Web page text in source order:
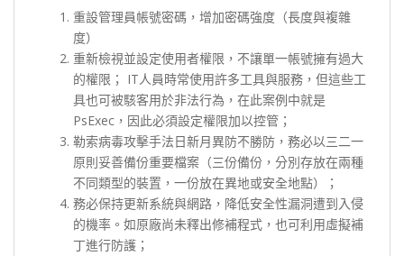
重設管理員帳號密碼，增加密碼強度（長度與複雜
度）
重新檢視並設定使用者權限，不讓單一帳號擁有過大
的權限； IT人員時常使用許多工具與服務，但這些工
具也可被駭客用於非法行為，在此案例中就是
PsExec，因此必須設定權限加以控管；
勒索病毒攻擊手法日新月異防不勝防，務必以三二一
原則妥善備份重要檔案（三份備份，分別存放在兩種
不同類型的裝置，一份放在異地或安全地點）；
務必保持更新系統與網路，降低安全性漏洞遭到入侵
的機率。如原廠尚未釋出修補程式，也可利用虛擬補
丁進行防護；